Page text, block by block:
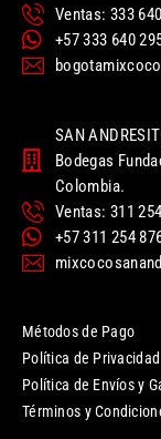
Ventas: 333
+57 333 640
SAN
Bodegas
Colombia.
Ventas: 311
+57 311 254
Métodos de Pago
Política de Privacidad
Política de Envíos y
Términos y